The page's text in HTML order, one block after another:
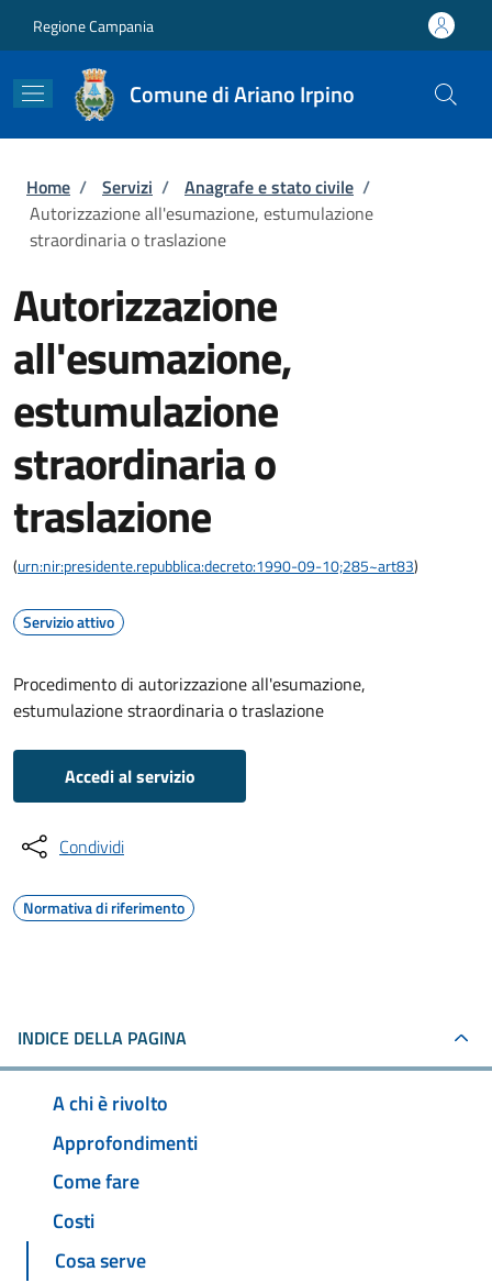
Regione Campania
Comune di Ariano Irpino
Briciole di pane
Home / Servizi / Anagrafe e stato civile /
Autorizzazione all'esumazione, estumulazione
straordinaria o traslazione
Autorizzazione
all'esumazione,
estumulazione
straordinaria o
traslazione
(urn:nir:presidente.repubblica:decreto:1990-09-10;285~art83)
Servizio attivo
Procedimento di autorizzazione all'esumazione,
estumulazione straordinaria o traslazione
Accedi al servizio
Condividi
Normativa di riferimento
INDICE DELLA PAGINA
A chi è rivolto
Approfondimenti
Come fare
Costi
Cosa serve